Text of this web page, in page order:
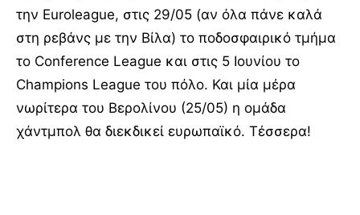
την Euroleague, στις 29/05 (αν όλα πάνε καλά
στη ρεβάνς με την Βίλα) το ποδοσφαιρικό τμήμα
το Conference League και στις 5 Ιουνίου το
Champions League του πόλο. Και μία μέρα
νωρίτερα του Βερολίνου (25/05) η ομάδα
χάντμπολ θα διεκδικεί ευρωπαϊκό. Τέσσερα!